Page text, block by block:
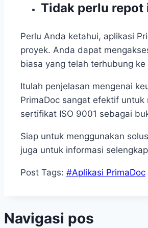
Tidak perlu
Perlu Anda ketahui, aplikasi
proyek. Anda dapat
biasa yang telah terhubung
Itulah penjelasan mengenai
PrimaDoc sangat efektif
sertifikat ISO 9001 sebagai
Siap untuk menggunakan
juga untuk informasi
Post Tags: #Aplikasi PrimaDoc
Navigasi pos